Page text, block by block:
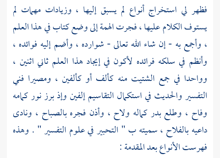
فظهر لي استخراج أنواع لم يسبق إليها ، وزيادات مهمات لم
يستوف الكلام عليها ، فجرت الهمة إلى وضع كتاب في هذا العلم
، وأجمع به - إن شاء الله تعالى - شوارده ، وأضم إليه فوائده ،
وأنظم في سلكه فرائده لأكون في إيجاد هذا العلم ثاني اثنين ،
وواحدا في جمع الشتيت منه كألف أو كألفين ، ومصيرا فني
التفسير والحديث في استكمال التقاسيم إلفين وإذ برز نور كمامه
وفاح ، وطلع بدر كماله ولاح ، وأذن فجره بالصباح ، ونادى
داعيه بالفلاح ، سميته ب " التحبير في علوم التفسير " . وهذه
فهرست الأنواع بعد المقدمة :